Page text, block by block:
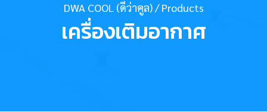
เครื่องเติมอากาศ
DWA COOL (ดีว่าคูล)/Products